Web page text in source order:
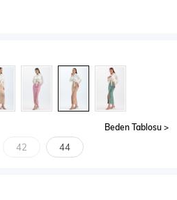
Crop & Büstiyer
Beden Tablosu
42 44